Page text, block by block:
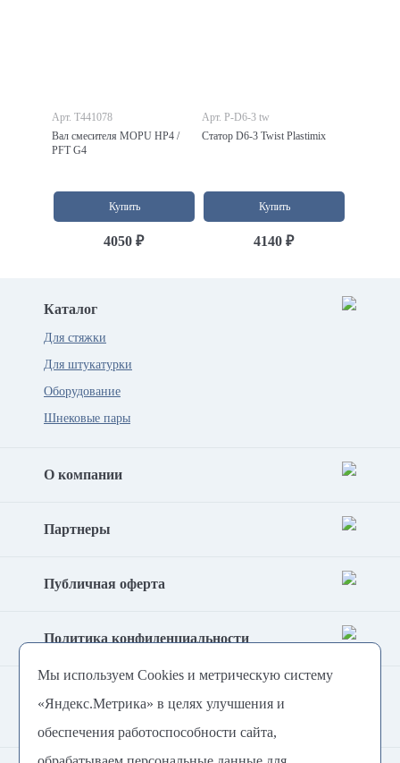
Мы используем Cookies и метрическую систему
«Яндекс.Метрика» в целях улучшения и
обеспечения работоспособности сайта,
Арт. T441078
Вал смесителя MOPU HP4 /
PFT G4
Купить
4050 ₽
Арт. P-D6-3 tw
Статор D6-3 Twist Plastimix
Купить
4140 ₽
Каталог
Для стяжки
Для штукатурки
Оборудование
Шнековые пары
О компании
Партнеры
Публичная оферта
Политика конфиденциальности